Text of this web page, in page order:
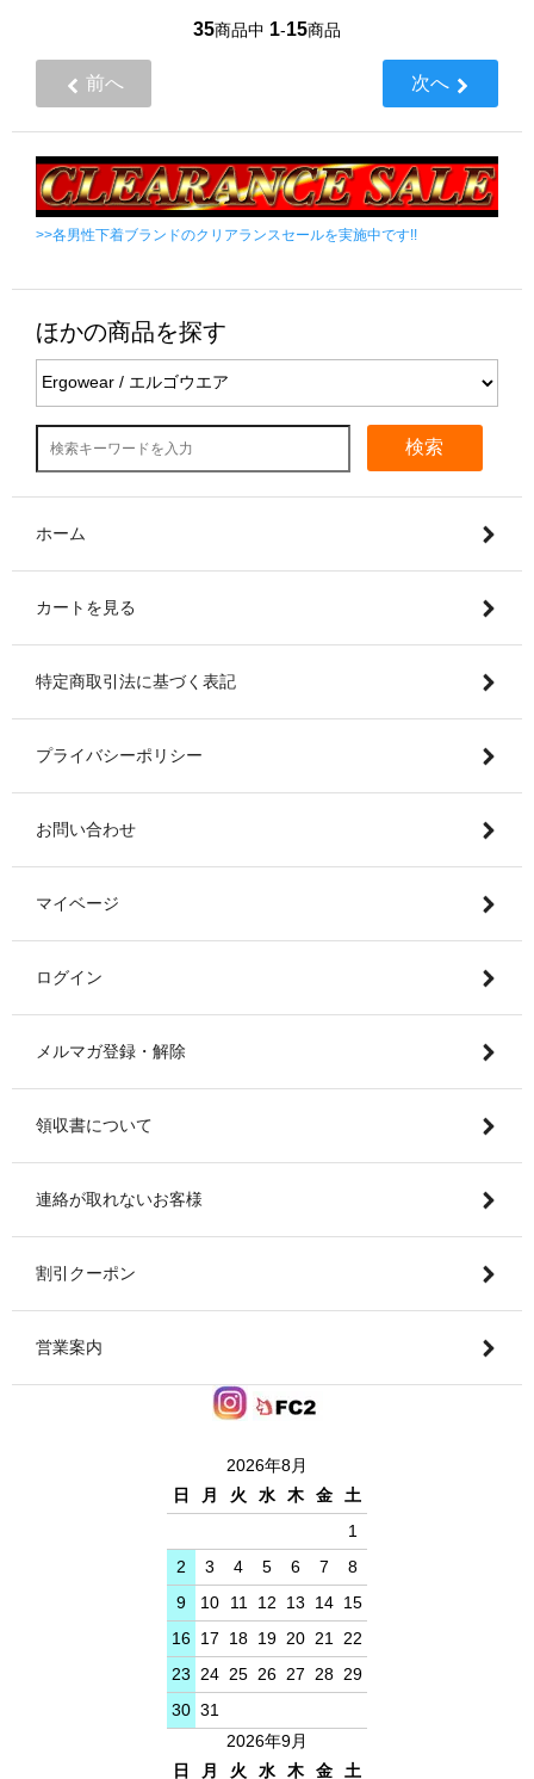
35商品中 1-15商品
前へ 次へ
>>各男性下着ブランドのクリアランスセールを実施中です!!
ほかの商品を探す
検索
ホーム
カートを見る
特定商取引法に基づく表記
プライバシーポリシー
お問い合わせ
マイベージ
ログイン
メルマガ登録・解除
領収書について
連絡が取れないお客様
割引クーポン
営業案内
2026年8月
日
月 火 水 木 金
土
1
2
3 4 5 6 7
8
9
10 11 12 13 14 15
16 17 18 19 20 21
22
23
24 25 26 27 28 29
30 31
2026年9月
日
月 火 水 木 金 土